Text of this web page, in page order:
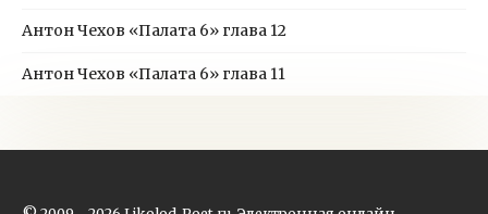
Антон Чехов «Палата 6» глава 12
Антон Чехов «Палата 6» глава 11